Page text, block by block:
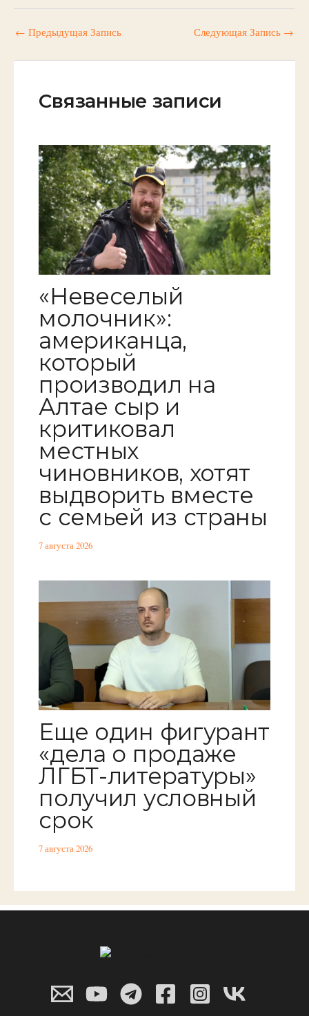
← Предыдущая Запись Следующая Запись →
Связанные записи
«Невеселый
молочник»:
американца,
который
производил на
Алтае сыр и
критиковал
местных
чиновников, хотят
выдворить вместе
с семьей из страны
7 августа 2026
Еще один фигурант
«дела о продаже
ЛГБТ-литературы»
получил условный
срок
7 августа 2026